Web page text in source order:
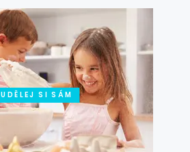
UDĚLEJ SI SÁM